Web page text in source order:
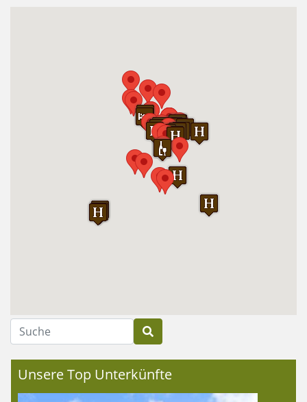
Suche
Unsere Top Unterkünfte